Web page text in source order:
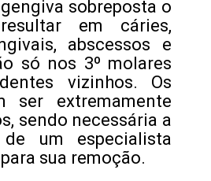
sobreposta o
em cáries,
abscessos e
só nos 3º molares
vizinhos. Os
ser extremamente
sendo necessária a
de um especialista
sua remoção.